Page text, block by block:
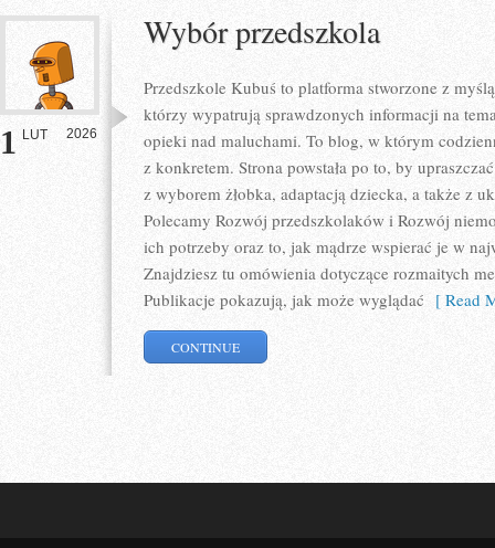
1 LUT 2026
Wybór przedszkola
Przedszkole Kubuś to platforma stworzone z
którzy wypatrują sprawdzonych informacji na
opieki nad maluchami. To blog, w którym
z konkretem. Strona powstała po to, by
z wyborem żłobka, adaptacją dziecka, a także z
Polecamy Rozwój przedszkolaków i Rozwój
ich potrzeby oraz to, jak mądrze wspierać je w
Znajdziesz tu omówienia dotyczące rozmaitych
Publikacje pokazują, jak może wyglądać [ Read
CONTINUE